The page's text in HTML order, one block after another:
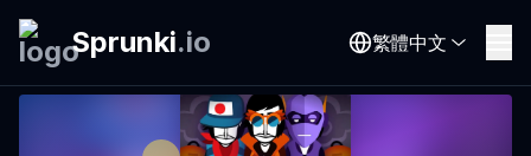
Sprunki.io 繁體中文